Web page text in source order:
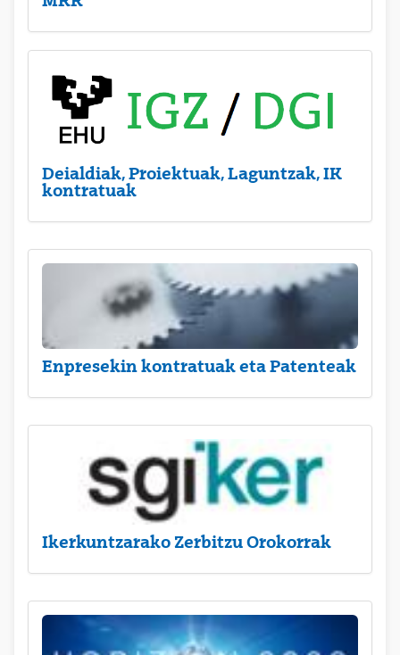
Deialdiak, Proiektuak, Laguntzak, IK
kontratuak
Enpresekin kontratuak eta Patenteak
Ikerkuntzarako Zerbitzu Orokorrak